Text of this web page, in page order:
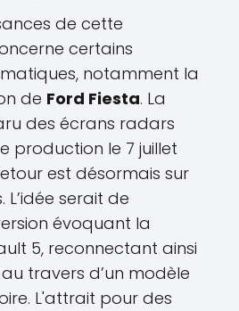
de cette
certains
notamment la
de Ford Fiesta. La
des écrans radars
production le 7 juillet
est désormais sur
L’idée serait de
évoquant la
5, reconnectant ainsi
travers d’un modèle
L'attrait pour des